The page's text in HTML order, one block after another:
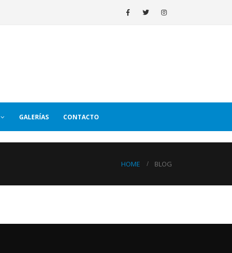
GALERÍAS CONTACTO
HOME BLOG